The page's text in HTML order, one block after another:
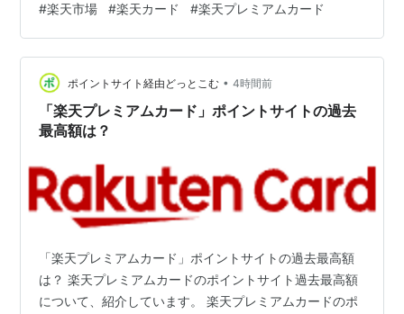
取るのは非常に難しくなっています。しかし、楽天証券
でのクレジットカード積立や、楽天モバイルの活用、出
張・旅行時のラウンジ利用などを組み合わせることで、
2026年現在でも確かな価値を発揮します。 今回は、私自
身も楽天プレミアムカードホルダーである経験を踏ま
え、最新スペックに基づいた「リ…
#楽天市場 #楽天カード #楽天プレミアムカード
ポイントサイト経由どっとこむ • 4時間前
「楽天プレミアムカード」ポイントサイトの過去
最高額は？
「楽天プレミアムカード」ポイントサイトの過去最高額
は？ 楽天プレミアムカードのポイントサイト過去最高額
について、紹介しています。 楽天プレミアムカードのポ